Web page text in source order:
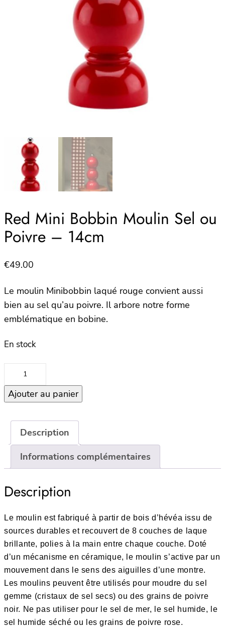
Red Mini Bobbin Moulin Sel ou
Poivre – 14cm
€49.00
Le moulin Minibobbin laqué rouge convient aussi
bien au sel qu’au poivre. Il arbore notre forme
emblématique en bobine.
En stock
quantité
Red
Mini
Bobbin
Moulin
Sel
Poivre
14cm
Ajouter au panier
Description
Informations complémentaires
Description
Le moulin est fabriqué à partir de bois d’hévéa issu de
sources durables et recouvert de 8 couches de laque
brillante, polies à la main entre chaque couche. Doté
d’un mécanisme en céramique, le moulin s’active par un
mouvement dans le sens des aiguilles d’une montre.
Les moulins peuvent être utilisés pour moudre du sel
gemme (cristaux de sel secs) ou des grains de poivre
noir. Ne pas utiliser pour le sel de mer, le sel humide, le
sel humide séché ou les grains de poivre rose.